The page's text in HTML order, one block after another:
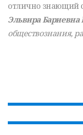
отлично знающий
Эльвира Бариевна
обществознания,